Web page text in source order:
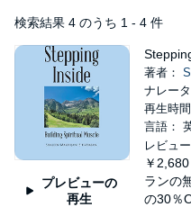
検索結果 4 のうち 1 - 4 件
プレビューの
再生
著者：
ナレー
再生時
言語：
レビュ
￥2,680
ランの
の30％